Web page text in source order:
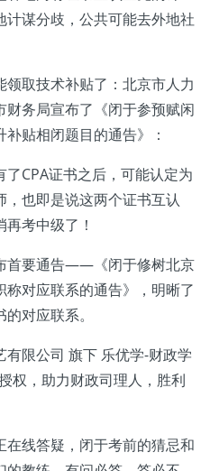
谋分歧，公共可能去外地社
取技术补贴了：北京市人力
务局宣布了《闭于参预赋闲
贴相闭题目的通告》：
CPA证书之后，可能认定为
也即是说这两个证书互认
考中级了！
要通告——《闭于修树北京
对应联系的通告》，明晰了
对应联系。
限公司 旗下 乐优学-财政学
权，助力财政司理人，胜利
线答疑，闭于考前的猜忌和